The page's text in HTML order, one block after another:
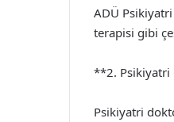
ADÜ
terapisi gibi
**2. Psikiyatri
Psikiyatri